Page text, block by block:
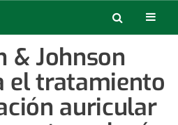
& Johnson
el tratamiento
auricular